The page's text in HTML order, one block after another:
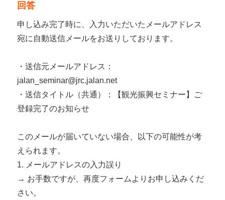
回答
申し込み完了時に、入力いただいたメールアドレス
宛に自動送信メールをお送りしております。
・送信元メールアドレス：
jalan_seminar@jrc.jalan.net
・送信タイトル（共通）：【観光振興セミナー】ご
登録完了のお知らせ
このメールが届いていない場合、以下の可能性が考
えられます。
1. メールアドレスの入力誤り
→ お手数ですが、再度フォームよりお申し込みくだ
さい。